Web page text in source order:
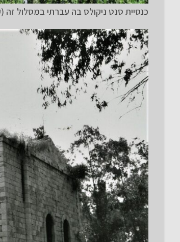
כנסיית סנט ניקולס בה עברתי במסלול זה (ק"מ